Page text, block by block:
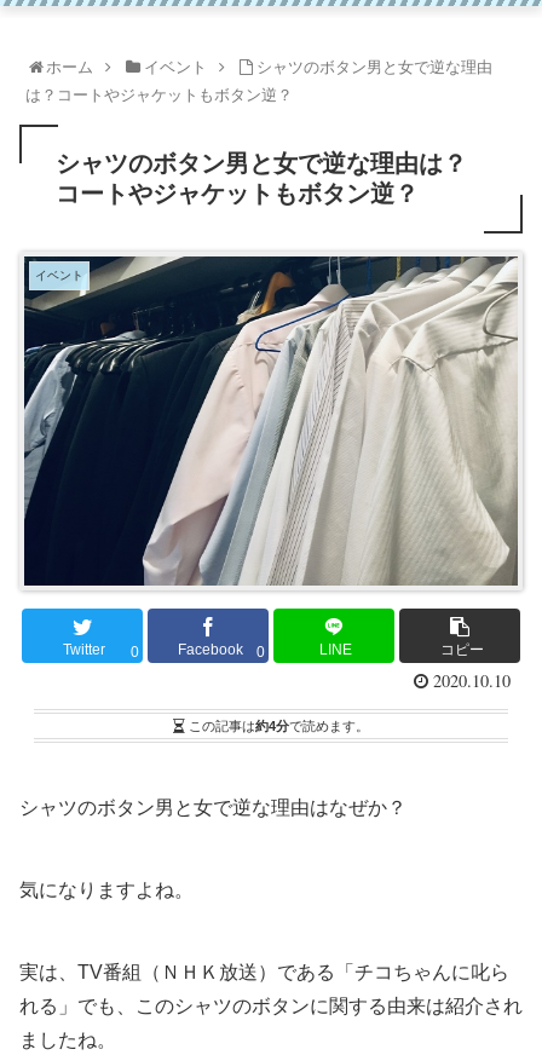
ホーム イベント
シャツのボタン男と女で逆な理由
は？コートやジャケットもボタン逆？
シャツのボタン男と女で逆な理由は？
コートやジャケットもボタン逆？
イベント
Twitter 0 Facebook 0 LINE コピー
2020.10.10
この記事は約4分で読めます。
シャツのボタン男と女で逆な理由はなぜか？
気になりますよね。
実は、TV番組（ＮＨＫ放送）である「チコちゃんに叱ら
れる」でも、このシャツのボタンに関する由来は紹介され
ましたね。